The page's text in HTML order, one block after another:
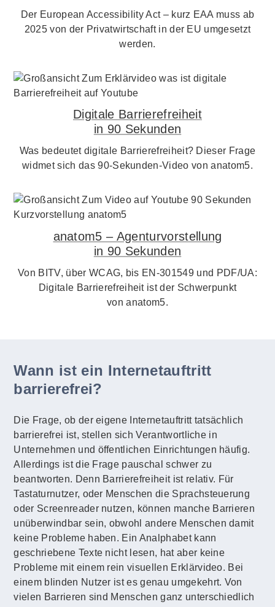
Der European Accessibility Act – kurz EAA muss ab
2025 von der Privatwirtschaft in der EU umgesetzt
werden.
Digitale Barrierefreiheit
in 90 Sekunden
Was bedeutet digitale Barrierefreiheit? Dieser Frage
widmet sich das 90-Sekunden-Video von anatom5.
anatom5 – Agenturvorstellung
in 90 Sekunden
Von BITV, über WCAG, bis EN-301549 und PDF/UA:
Digitale Barrierefreiheit ist der Schwerpunkt
von anatom5.
Wann ist ein Internetauftritt
barrierefrei?
Die Frage, ob der eigene Internetauftritt tatsächlich
barrierefrei ist, stellen sich Verantwortliche in
Unternehmen und öffentlichen Einrichtungen häufig.
Allerdings ist die Frage pauschal schwer zu
beantworten. Denn Barrierefreiheit ist relativ. Für
Tastaturnutzer, oder Menschen die Sprachsteuerung
oder Screenreader nutzen, können manche Barrieren
unüberwindbar sein, obwohl andere Menschen damit
keine Probleme haben. Ein Analphabet kann
geschriebene Texte nicht lesen, hat aber keine
Probleme mit einem rein visuellen Erklärvideo. Bei
einem blinden Nutzer ist es genau umgekehrt. Von
vielen Barrieren sind Menschen ganz unterschiedlich